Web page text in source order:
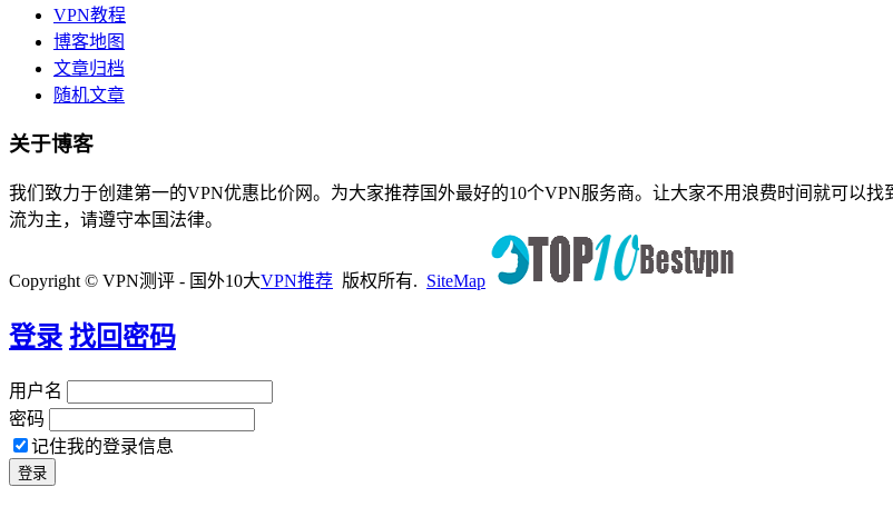
VPN教程
博客地图
文章归档
随机文章
关于博客
我们致力于创建第一的VPN优惠比价网。为大家推荐国外最好的10个VPN服务商。让大家不用浪费时间就可以
流为主，请遵守本国法律。
Copyright © VPN测评 - 国外10大VPN推荐 版权所有. SiteMap
登录 找回密码
用户名
密码
记住我的登录信息